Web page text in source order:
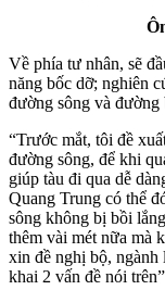
Về phía tư nhân, sẽ
năng bốc dỡ; nghiên
đường sông và đường
“Trước mắt, tôi đề
đường sông, để khi
giúp tàu đi qua dễ
Quang Trung có thể
sông không bị bồi
thêm vài mét nữa mà
xin đề nghị bộ, ngành
khai 2 vấn đề nói